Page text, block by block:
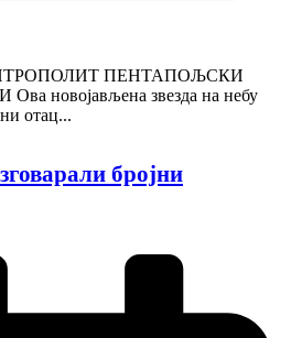
ПЕНТАПОЉСКИ
новојављена звезда на небу
отац...
бројни